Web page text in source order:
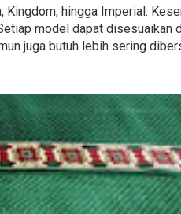
Kingdom, hingga Imperial.
model dapat disesuaikan
juga butuh lebih sering